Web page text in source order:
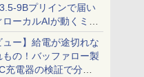
9Bプリインで届い
ーカルAIが動くミニ
Pro」
ュー】給電が途切れな
もの！バッファロー製
充電器の検証で分か